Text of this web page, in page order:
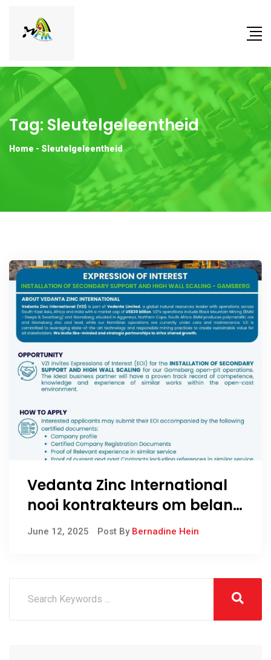
Tag: Sleutelgeleentheid
Home - Sleutelgeleentheid
Vedanta Zinc International
nooi kontrakteurs om belang
te stel in sekondêre
June 12, 2025 Post By Bernadine Hein